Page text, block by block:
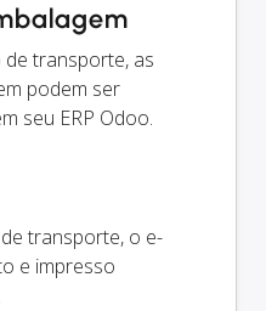
transporte, as
podem ser
seu ERP Odoo.
transporte, o e-
e impresso